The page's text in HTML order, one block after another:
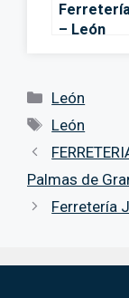
– León
Categorías
León
Etiquetas
León
Palmas de
Ferretería